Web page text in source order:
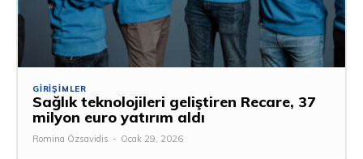
GIRIŞIMLER
Sağlık teknolojileri geliştiren Recare, 37
milyon euro yatırım aldı
Romina Özsavidis - Ocak 29, 2026